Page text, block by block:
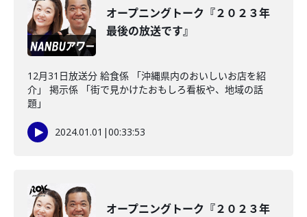
オープニングトーク『２０２３年
最後の放送です』
12月31日放送分 給食係 「沖縄県内のおいしいお店を紹
介」 掲示係 「街で見かけたおもしろ看板や、地域の話
題」
2024.01.01 |00:33:53
オープニングトーク『２０２３年